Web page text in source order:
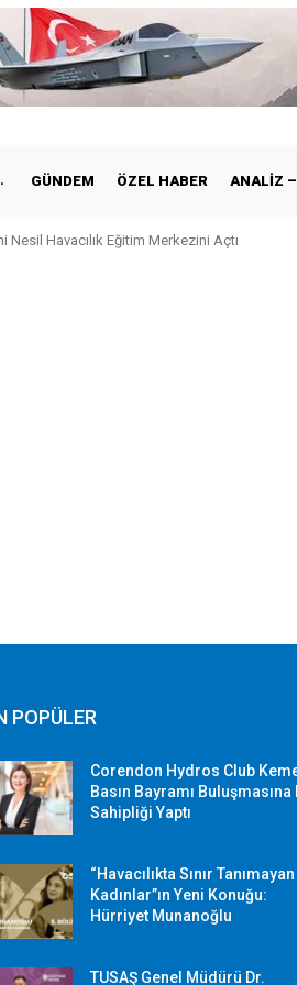
GÜNDEM ÖZEL HABER ANALIZ
Nesil Havacılık Eğitim Merkezini Açtı
POPÜLER
Corendon Hydros Club
Basın Bayramı Buluşmasına
Sahipliği Yaptı
“Havacılıkta Sınır Tanımayan
Kadınlar”ın Yeni Konuğu:
Hürriyet Munanoğlu
TUSAŞ Genel Müdürü Dr.